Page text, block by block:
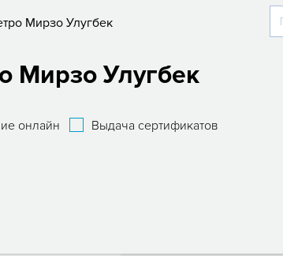
Мирзо Улугбек
Мирзо Улугбек
онлайн Выдача сертификатов